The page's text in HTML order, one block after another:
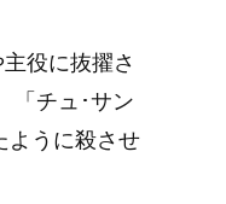
役に抜擢さ
「チュ･サン
ように殺させ